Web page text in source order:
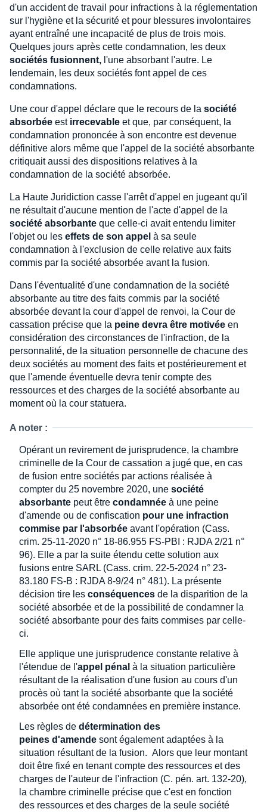
d'un accident de travail pour infractions à la réglementation
sur l'hygiène et la sécurité et pour blessures involontaires
ayant entraîné une incapacité de plus de trois mois.
Quelques jours après cette condamnation, les deux
sociétés fusionnent, l'une absorbant l'autre. Le
lendemain, les deux sociétés font appel de ces
condamnations.
Une cour d'appel déclare que le recours de la société
absorbée est irrecevable et que, par conséquent, la
condamnation prononcée à son encontre est devenue
définitive alors même que l'appel de la société absorbante
critiquait aussi des dispositions relatives à la
condamnation de la société absorbée.
La Haute Juridiction casse l'arrêt d'appel en jugeant qu'il
ne résultait d'aucune mention de l'acte d'appel de la
société absorbante que celle-ci avait entendu limiter
l'objet ou les effets de son appel à sa seule
condamnation à l'exclusion de celle relative aux faits
commis par la société absorbée avant la fusion.
Dans l'éventualité d'une condamnation de la société
absorbante au titre des faits commis par la société
absorbée devant la cour d'appel de renvoi, la Cour de
cassation précise que la peine devra être motivée en
considération des circonstances de l'infraction, de la
personnalité, de la situation personnelle de chacune des
deux sociétés au moment des faits et postérieurement et
que l'amende éventuelle devra tenir compte des
ressources et des charges de la société absorbante au
moment où la cour statuera.
A noter :
Opérant un revirement de jurisprudence, la chambre
criminelle de la Cour de cassation a jugé que, en cas
de fusion entre sociétés par actions réalisée à
compter du 25 novembre 2020, une société
absorbante peut être condamnée à une peine
d'amende ou de confiscation pour une infraction
commise par l'absorbée avant l'opération (Cass.
crim. 25-11-2020 n° 18-86.955 FS-PBI : RJDA 2/21 n°
96). Elle a par la suite étendu cette solution aux
fusions entre SARL (Cass. crim. 22-5-2024 n° 23-
83.180 FS-B : RJDA 8-9/24 n° 481). La présente
décision tire les conséquences de la disparition de la
société absorbée et de la possibilité de condamner la
société absorbante pour des faits commises par celle-
ci.
Elle applique une jurisprudence constante relative à
l'étendue de l'appel pénal à la situation particulière
résultant de la réalisation d'une fusion au cours d'un
procès où tant la société absorbante que la société
absorbée ont été condamnées en première instance.
Les règles de détermination des
peines d'amende sont également adaptées à la
situation résultant de la fusion. Alors que leur montant
doit être fixé en tenant compte des ressources et des
charges de l'auteur de l'infraction (C. pén. art. 132-20),
la chambre criminelle précise que c'est en fonction
des ressources et des charges de la seule société